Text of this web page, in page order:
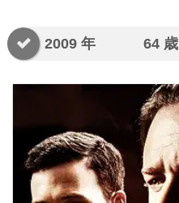
2009 年 64 歳